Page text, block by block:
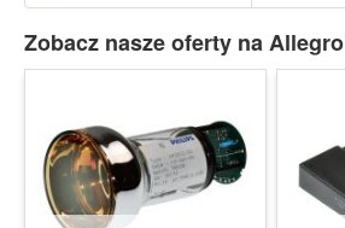
Zobacz nasze oferty na Allegro